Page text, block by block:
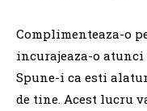
Complimenteaza-o
incurajeaza-o
Spune-i ca esti
de tine. Acest lucru